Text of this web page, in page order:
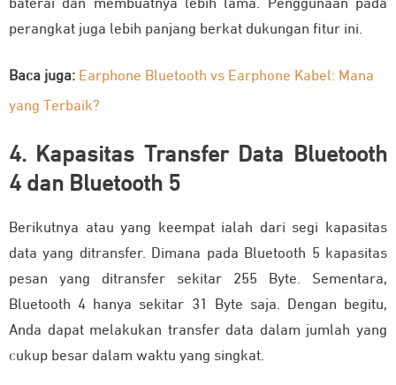
baterai dan membuatnya lebih lama. Penggunaan pada
perangkat juga lebih panjang berkat dukungan fitur ini.
Baca juga: Earphone Bluetooth vs Earphone Kabel: Mana
yang Terbaik?
4. Kapasitas Transfer Data Bluetooth
4 dan Bluetooth 5
Berikutnya atau yang keempat ialah dari segi kapasitas
data yang ditransfer. Dimana pada Bluetooth 5 kapasitas
pesan yang ditransfer sekitar 255 Byte. Sementara,
Bluetooth 4 hanya sekitar 31 Byte saja. Dengan begitu,
Anda dapat melakukan transfer data dalam jumlah yang
cukup besar dalam waktu yang singkat.